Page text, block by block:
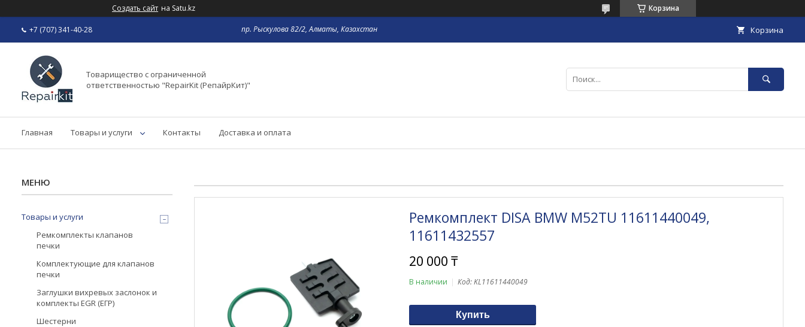
Создать сайт на Satu.kz Корзина
+7 (707) 341-40-28 пр. Рыскулова 82/2, Алматы, Казахстан Корзина
Товарищество с ограниченной
ответственностью "RepairKit (РепайрКит)"
Главная Товары и услуги Контакты Доставка и оплата
Ремкомплект DISA BMW M52TU 11611440049,
11611432557
20 000 ₸
В наличии Код:KL11611440049
Купить
Товары и услуги
Ремкомплекты клапанов
печки
Комплектующие для клапанов
печки
Заглушки вихревых заслонок и
комплекты EGR (ЕГР)
Шестерни